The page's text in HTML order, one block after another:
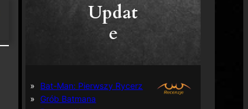
Updat
e
Bat-Man: Pierwszy Rycerz
Grób Batmana